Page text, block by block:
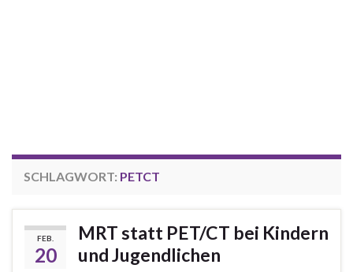
SCHLAGWORT: PETCT
FEB.
20
MRT statt PET/CT bei Kindern
und Jugendlichen